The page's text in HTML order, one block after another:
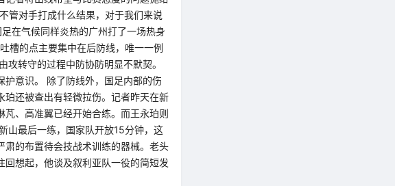
管对手打成什么结果，对于我们来说
在气候同样炎热的广州打了一场热身
槽的点主要集中在后防线，唯一一例
转守的过程中防协防明显不默契。
意识。 除了防线外，国足内部的伤
还被查出有轻微拉伤。记者昨天在新
、高准翼已经开始合练。而王永珀则
山最后一练，国家队开放15分钟，这
的布置待会技战术训练的器械。老头
想起，他谈及叙利亚队一役的简短发